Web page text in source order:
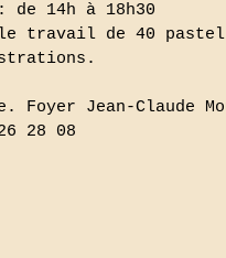
14h à 18h30
travail de 40
Jean-Claude
28 08